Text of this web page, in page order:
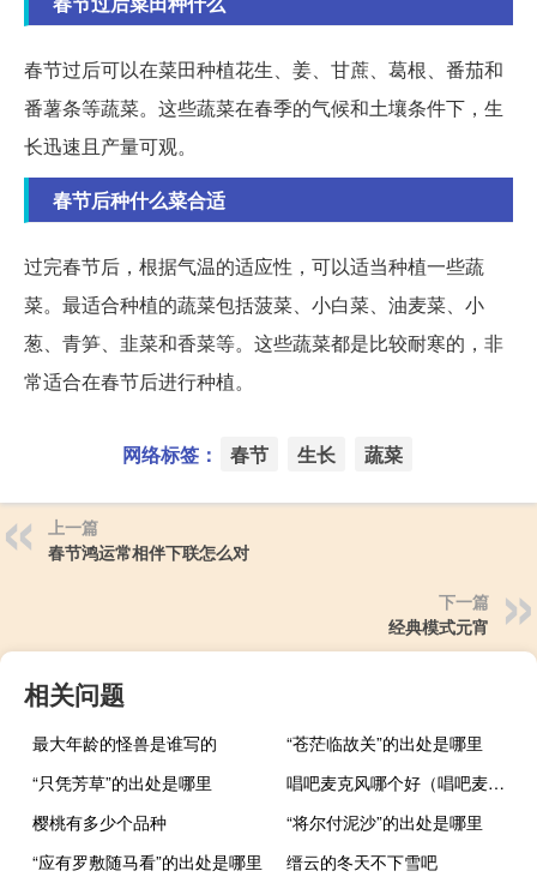
春节过后可以在菜田种植花生、姜、甘蔗、葛根、番茄和
番薯条等蔬菜。这些蔬菜在春季的气候和土壤条件下，生
长迅速且产量可观。
春节后种什么菜合适
过完春节后，根据气温的适应性，可以适当种植一些蔬
菜。最适合种植的蔬菜包括菠菜、小白菜、油麦菜、小
葱、青笋、韭菜和香菜等。这些蔬菜都是比较耐寒的，非
常适合在春节后进行种植。
网络标签： 春节 生长 蔬菜
上一篇
春节鸿运常相伴下联怎么对
下一篇
经典模式元宵
相关问题
最大年龄的怪兽是谁写的
“苍茫临故关”的出处是哪里
“只凭芳草”的出处是哪里
唱吧麦克风哪个好（唱吧麦克风）
樱桃有多少个品种
“将尔付泥沙”的出处是哪里
“应有罗敷随马看”的出处是哪里
缙云的冬天不下雪吧